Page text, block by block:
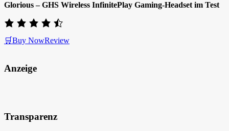
Glorious – GHS Wireless InfinitePlay Gaming-Headset im Test
🛒Buy NowReview
Anzeige
Transparenz